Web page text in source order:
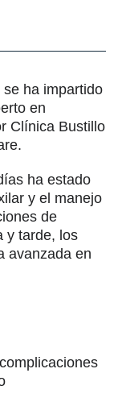
ha impartido
en
Clínica Bustillo
ha estado
y el manejo
de
y tarde, los
avanzada en